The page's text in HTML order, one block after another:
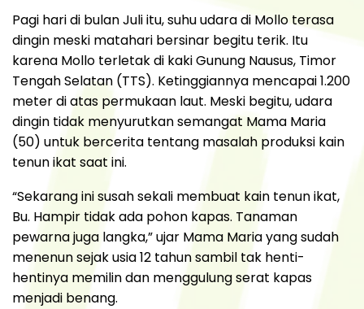
Pagi hari di bulan Juli itu, suhu udara di Mollo terasa
dingin meski matahari bersinar begitu terik. Itu
karena Mollo terletak di kaki Gunung Nausus, Timor
Tengah Selatan (TTS). Ketinggiannya mencapai 1.200
meter di atas permukaan laut. Meski begitu, udara
dingin tidak menyurutkan semangat Mama Maria
(50) untuk bercerita tentang masalah produksi kain
tenun ikat saat ini.
“Sekarang ini susah sekali membuat kain tenun ikat,
Bu. Hampir tidak ada pohon kapas. Tanaman
pewarna juga langka,” ujar Mama Maria yang sudah
menenun sejak usia 12 tahun sambil tak henti-
hentinya memilin dan menggulung serat kapas
menjadi benang.